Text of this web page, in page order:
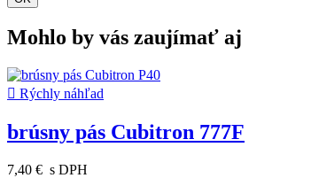
Mohlo by vás zaujímať aj
 Rýchly náhľad
brúsny pás Cubitron 777F
7,40 € s DPH